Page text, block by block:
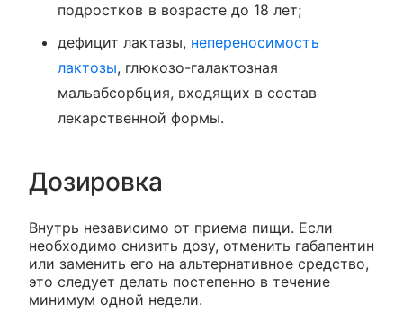
подростков в возрасте до 18 лет;
дефицит лактазы, непереносимость
лактозы, глюкозо-галактозная
мальабсорбция, входящих в состав
лекарственной формы.
Дозировка
Внутрь независимо от приема пищи. Если
необходимо снизить дозу, отменить габапентин
или заменить его на альтернативное средство,
это следует делать постепенно в течение
минимум одной недели.